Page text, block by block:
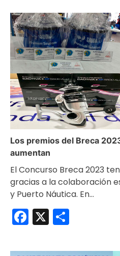
Los premios del Breca
aumentan
El Concurso Breca 2023
gracias a la colaboración
y Puerto Náutica. En…
Facebook
X